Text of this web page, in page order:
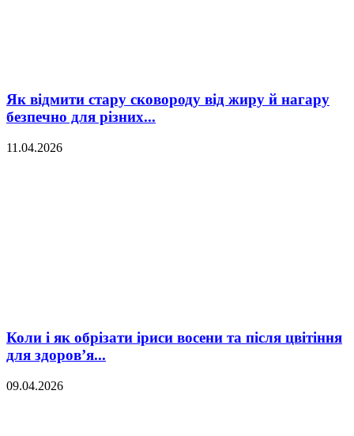
Як відмити стару сковороду від жиру й нагару
безпечно для різних...
11.04.2026
Коли і як обрізати іриси восени та після цвітіння
для здоров’я...
09.04.2026